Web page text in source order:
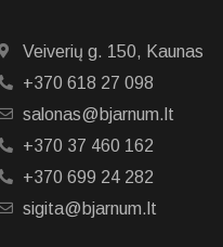
Veiverių g. 150, Kaunas
+370 618 27 098
salonas@bjarnum.lt
+370 37 460 162
+370 699 24 282
sigita@bjarnum.lt